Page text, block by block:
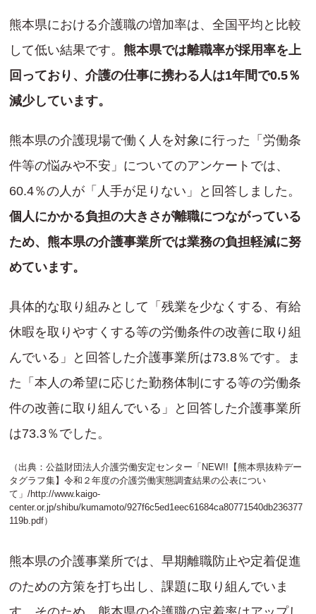
熊本県における介護職の増加率は、全国平均と比較
して低い結果です。 熊本県では離職率が採用率を上
回っており、介護の仕事に携わる人は1年間で0.5％
減少しています。
熊本県の介護現場で働く人を対象に行った「労働条
件等の悩みや不安」についてのアンケートでは、
60.4％の人が「人手が足りない」と回答しました。
個人にかかる負担の大きさが離職につながっている
ため、熊本県の介護事業所では業務の負担軽減に努
めています。
具体的な取り組みとして「残業を少なくする、有給
休暇を取りやすくする等の労働条件の改善に取り組
んでいる」と回答した介護事業所は73.8％です。ま
た「本人の希望に応じた勤務体制にする等の労働条
件の改善に取り組んでいる」と回答した介護事業所
は73.3％でした。
（出典：公益財団法人介護労働安定センター「NEW!!【熊本県抜粋デー
タグラフ集】令和２年度の介護労働実態調査結果の公表につい
て」/http://www.kaigo-
center.or.jp/shibu/kumamoto/927f6c5ed1eec61684ca80771540db236377
119b.pdf）
熊本県の介護事業所では、早期離職防止や定着促進
のための方策を打ち出し、課題に取り組んでいま